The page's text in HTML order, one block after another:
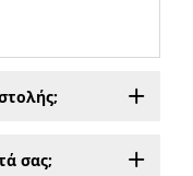
σας;